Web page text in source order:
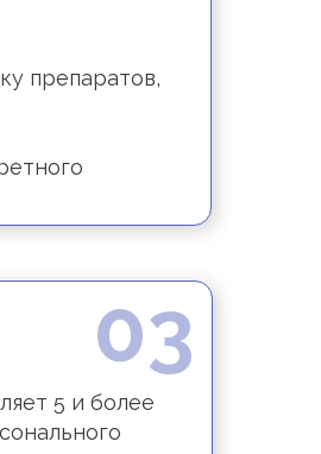
препаратов,
5 и более
03